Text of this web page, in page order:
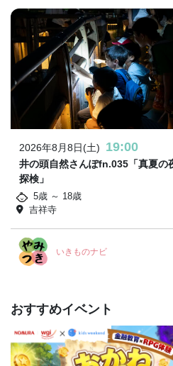
2026年8月8日(土) 19:00
井の頭自然さんぽfn.035「真夏の
探検」
5歳 ～ 18歳
吉祥寺
いきものナビ
おすすめイベント